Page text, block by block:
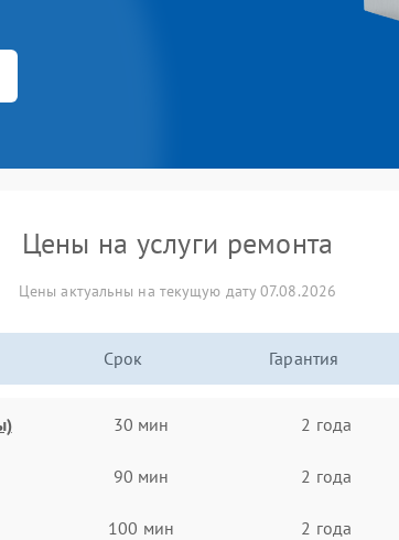
Цены на услуги ремонта
Цены актуальны на текущую дату 07.08.2026
Срок Гарантия
30 мин 2 года
90 мин 2 года
100 мин 2 года